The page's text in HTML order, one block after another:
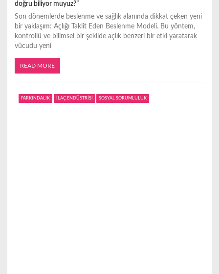
doğru biliyor muyuz?”
Son dönemlerde beslenme ve sağlık alanında dikkat çeken yeni
bir yaklaşım: Açlığı Taklit Eden Beslenme Modeli. Bu yöntem,
kontrollü ve bilimsel bir şekilde açlık benzeri bir etki yaratarak
vücudu yeni
READ MORE
FARKINDALIK İLAÇ ENDÜSTRİSİ SOSYAL SORUMLULUK